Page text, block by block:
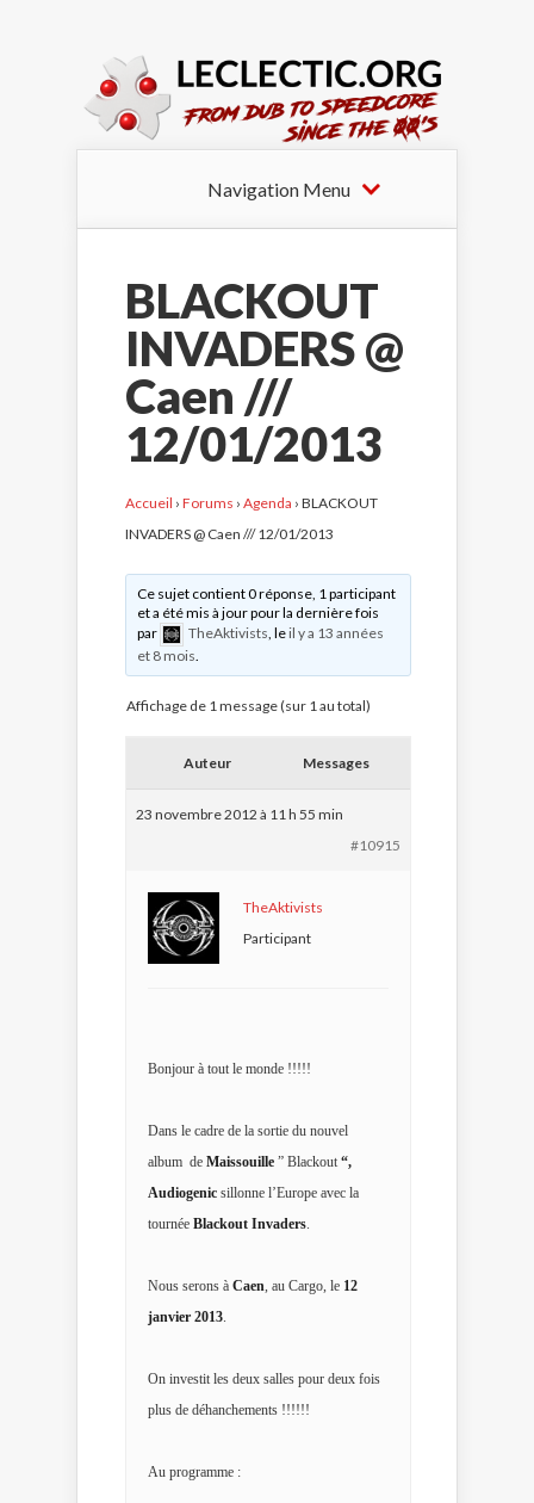
Navigation Menu
BLACKOUT
INVADERS @
Caen ///
12/01/2013
Accueil › Forums › Agenda › BLACKOUT
INVADERS @ Caen /// 12/01/2013
Ce sujet contient 0 réponse, 1 participant
et a été mis à jour pour la dernière fois
par
TheAktivists , leil y a 13 années
et 8 mois
Affichage de 1 message (sur 1 au total)
Auteur Messages
23 novembre 2012 à 11 h 55 min
#10915
TheAktivists
Participant
Bonjour à tout le monde !!!!!
Dans le cadre de la sortie du nouvel
album de Maissouille ” Blackout “,
Audiogenic sillonne l’Europe avec la
tournée Blackout Invaders
Nous serons à Caen , au Cargo, le 12
janvier 2013
On investit les deux salles pour deux fois
plus de déhanchements !!!!!!
Au programme :